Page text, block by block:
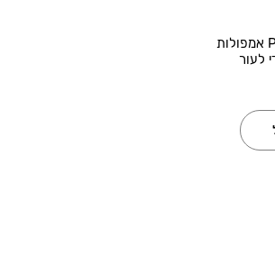
בבור PERFECT GLOW אמפולות
לעור